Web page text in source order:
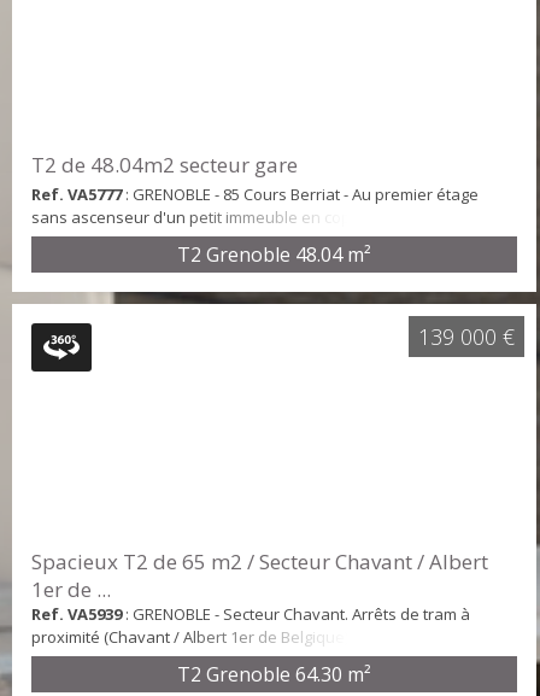
T2 de 48.04m2 secteur gare
Ref. VA5777: GRENOBLE - 85 Cours Berriat - Au premier étage
sans ascenseur d'un petit immeuble en copropriété, nous vous
proposons ce T2 de 48.04 m2 composé ainsi : Une grande cuisine
équipée avec coin repas, une chambre, un séjour de 13.67m2 et
lumineux, dispose de menuiseries équipées de double vitrage et
d'un chauffage individuel au gaz...
T2 Grenoble 48.04 m²
Spacieux T2 de 65 m2 / Secteur Chavant / Albert
1er de ...
Ref. VA5939: GRENOBLE - Secteur Chavant. Arrêts de tram à
proximité (Chavant / Albert 1er de Belgique). Au 4ème étage d'une
copropriété, avec ascenseur, nous vous proposons ce vaste T2
de 64,30m². Ayant conservé le charme de l'ancien (hauteur sous
T2 Grenoble64.30 m²
139 000 €